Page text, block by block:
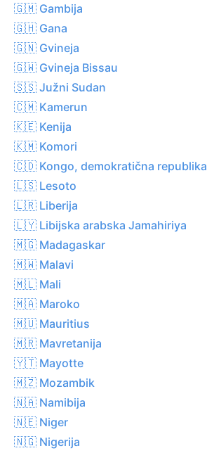
🇬🇲 Gambija
🇬🇭 Gana
🇬🇳 Gvineja
🇬🇼 Gvineja Bissau
🇸🇸 Južni Sudan
🇨🇲 Kamerun
🇰🇪 Kenija
🇰🇲 Komori
🇨🇩 Kongo, demokratična republika
🇱🇸 Lesoto
🇱🇷 Liberija
🇱🇾 Libijska arabska Jamahiriya
🇲🇬 Madagaskar
🇲🇼 Malavi
🇲🇱 Mali
🇲🇦 Maroko
🇲🇺 Mauritius
🇲🇷 Mavretanija
🇾🇹 Mayotte
🇲🇿 Mozambik
🇳🇦 Namibija
🇳🇪 Niger
🇳🇬 Nigerija